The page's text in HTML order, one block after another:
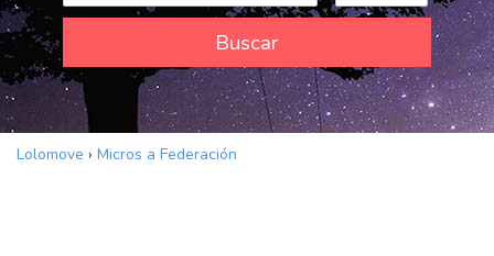
Buscar
Lolomove › Micros a Federación